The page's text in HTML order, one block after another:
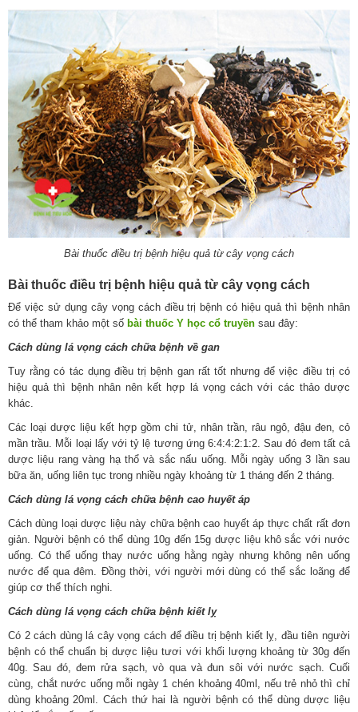
Bài thuốc điều trị bệnh hiệu quả từ cây vọng cách
Bài thuốc điều trị bệnh hiệu quả từ cây vọng cách
Để việc sử dụng cây vọng cách điều trị bệnh có hiệu quả thì bệnh nhân
có thể tham khảo một số bài thuốc Y học cổ truyền sau đây:
Cách dùng lá vọng cách chữa bệnh về gan
Tuy rằng có tác dụng điều trị bệnh gan rất tốt nhưng để việc điều trị có
hiệu quả thì bệnh nhân nên kết hợp lá vọng cách với các thảo dược
khác.
Các loại dược liệu kết hợp gồm chi tử, nhân trần, râu ngô, đậu đen, cỏ
mần trầu. Mỗi loại lấy với tỷ lệ tương ứng 6:4:4:2:1:2. Sau đó đem tất cả
dược liệu rang vàng hạ thổ và sắc nấu uống. Mỗi ngày uống 3 lần sau
bữa ăn, uống liên tục trong nhiều ngày khoảng từ 1 tháng đến 2 tháng.
Cách dùng lá vọng cách chữa bệnh cao huyết áp
Cách dùng loại dược liệu này chữa bệnh cao huyết áp thực chất rất đơn
giản. Người bệnh có thể dùng 10g đến 15g dược liệu khô sắc với nước
uống. Có thể uống thay nước uống hằng ngày nhưng không nên uống
nước để qua đêm. Đồng thời, với người mới dùng có thể sắc loãng để
giúp cơ thể thích nghi.
Cách dùng lá vọng cách chữa bệnh kiết lỵ
Có 2 cách dùng lá cây vọng cách để điều trị bệnh kiết lỵ, đầu tiên người
bệnh có thể chuẩn bị dược liệu tươi với khối lượng khoảng từ 30g đến
40g. Sau đó, đem rửa sạch, vò qua và đun sôi với nước sạch. Cuối
cùng, chắt nước uống mỗi ngày 1 chén khoảng 40ml, nếu trẻ nhỏ thì chỉ
dùng khoảng 20ml. Cách thứ hai là người bệnh có thể dùng dược liệu